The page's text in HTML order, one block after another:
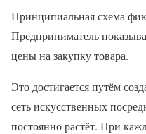
Принципиальная схема
Предприниматель
цены на закупку товара.
Это достигается путём
сеть искусственных
постоянно растёт. При